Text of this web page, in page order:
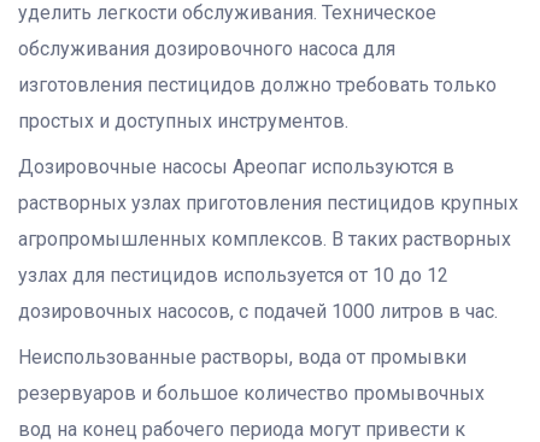
уделить легкости обслуживания. Техническое
обслуживания дозировочного насоса для
изготовления пестицидов должно требовать только
простых и доступных инструментов.
Дозировочные насосы Ареопаг используются в
растворных узлах приготовления пестицидов крупных
агропромышленных комплексов. В таких растворных
узлах для пестицидов используется от 10 до 12
дозировочных насосов, с подачей 1000 литров в час.
Неиспользованные растворы, вода от промывки
резервуаров и большое количество промывочных
вод на конец рабочего периода могут привести к